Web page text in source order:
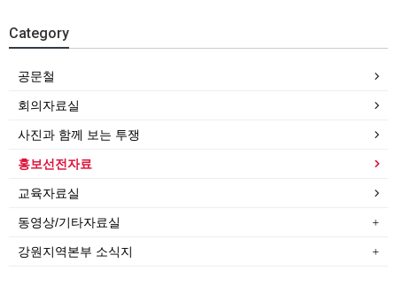
Category
공문철
회의자료실
사진과 함께 보는 투쟁
홍보선전자료
교육자료실
동영상/기타자료실
강원지역본부 소식지